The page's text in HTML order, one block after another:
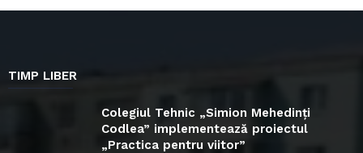
TIMP LIBER
Colegiul Tehnic „Simion Mehedinți
Codlea” implementează proiectul
„Practica pentru viitor”